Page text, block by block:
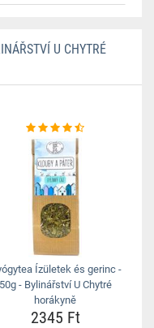
U CHYTRÉ
Ízületek és gerinc -
50g - Bylinářství U Chytré
horákyně
2345 Ft